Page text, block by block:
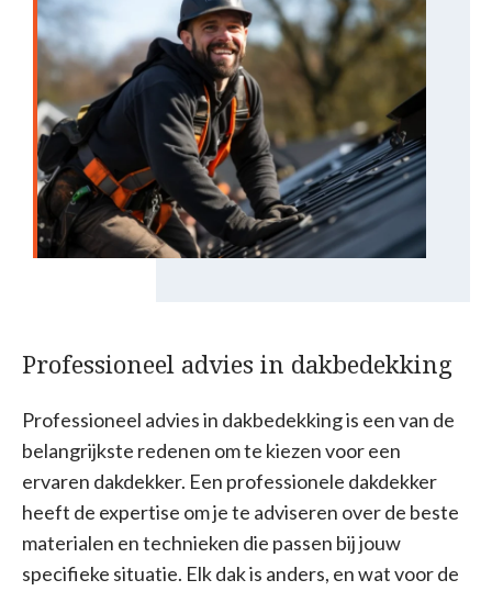
Professioneel advies in dakbedekking
Professioneel advies in dakbedekking is een van de
belangrijkste redenen om te kiezen voor een
ervaren dakdekker. Een professionele dakdekker
heeft de expertise om je te adviseren over de beste
materialen en technieken die passen bij jouw
specifieke situatie. Elk dak is anders, en wat voor de